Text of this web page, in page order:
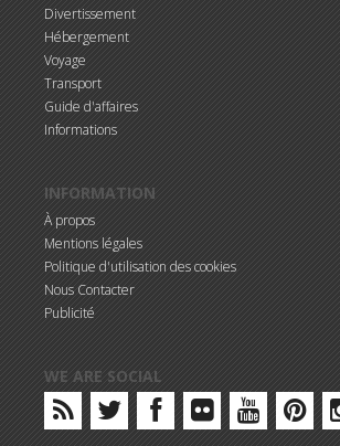
Divertissement
Hébergement
Voyage
Transport
Guide d'affaires
Informations
INFORMATION
À propos
Mentions légales
Politique d'utilisation des cookies
Nous Contacter
Publicité
WE ARE SOCIAL